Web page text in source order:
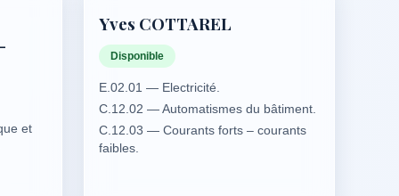
et
et
Yves COTTAREL
Disponible
E.02.01 — Electricité.
C.12.02 — Automatismes du bâtiment.
C.12.03 — Courants forts – courants
faibles.